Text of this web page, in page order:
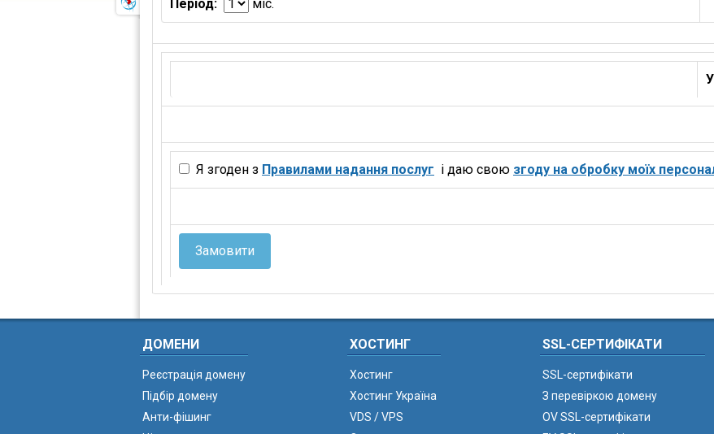
Період:
міс.
Я згоден з Правилами надання послуг і даю свою згоду на обробку моїх
Замовити
ДОМЕНИ
Реєстрація домену
Підбір домену
Анти-фішинг
ХОСТИНГ
Хостинг
Хостинг Україна
VDS / VPS
SSL-СЕРТИФІКАТИ
SSL-сертифікати
З перевіркою домену
OV SSL-сертифікати